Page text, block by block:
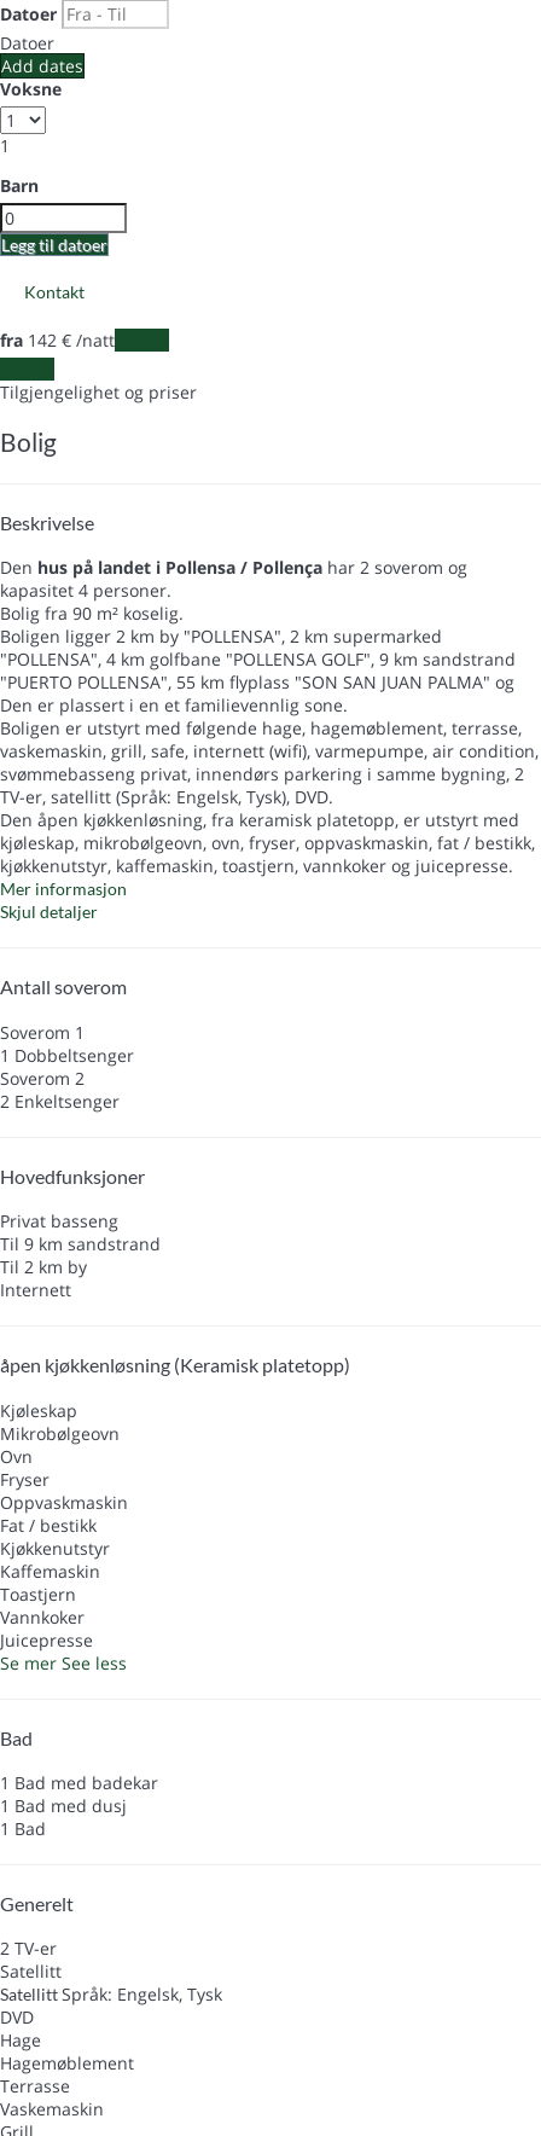
Datoer
Datoer
Add dates
Voksne
1
Barn
Legg til datoer
Kontakt
fra 142 € /natt
Tilgjengelighet og priser
Bolig
Beskrivelse
Den hus på landet i Pollensa / Pollença har 2 soverom og
kapasitet 4 personer.
Bolig fra 90 m² koselig.
Boligen ligger 2 km by "POLLENSA", 2 km supermarked
"POLLENSA", 4 km golfbane "POLLENSA GOLF", 9 km sandstrand
"PUERTO POLLENSA", 55 km flyplass "SON SAN JUAN PALMA" og
Den er plassert i en et familievennlig sone.
Boligen er utstyrt med følgende hage, hagemøblement, terrasse,
vaskemaskin, grill, safe, internett (wifi), varmepumpe, air condition,
svømmebasseng privat, innendørs parkering i samme bygning, 2
TV-er, satellitt (Språk: Engelsk, Tysk), DVD.
Den åpen kjøkkenløsning, fra keramisk platetopp, er utstyrt med
kjøleskap, mikrobølgeovn, ovn, fryser, oppvaskmaskin, fat / bestikk,
kjøkkenutstyr, kaffemaskin, toastjern, vannkoker og juicepresse.
Mer informasjon
Skjul detaljer
Antall soverom
Soverom 1
1 Dobbeltsenger
Soverom 2
2 Enkeltsenger
Hovedfunksjoner
Privat basseng
Til 9 km sandstrand
Til 2 km by
Internett
åpen kjøkkenløsning (Keramisk platetopp)
Kjøleskap
Mikrobølgeovn
Ovn
Fryser
Oppvaskmaskin
Fat / bestikk
Kjøkkenutstyr
Kaffemaskin
Toastjern
Vannkoker
Juicepresse
Se mer See less
Bad
1 Bad med badekar
1 Bad med dusj
1 Bad
Generelt
2 TV-er
Satellitt
SatellittSpråk: Engelsk, Tysk
DVD
Hage
Hagemøblement
Terrasse
Vaskemaskin